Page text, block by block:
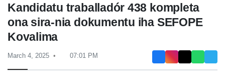
Kandidatu traballadór 438 kompleta
ona sira-nia dokumentu iha SEFOPE
Kovalima
March 4, 2025 07:01 PM